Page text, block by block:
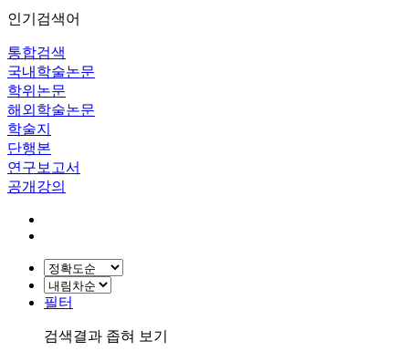
인기검색어
통합검색
국내학술논문
학위논문
해외학술논문
학술지
단행본
연구보고서
공개강의
필터
검색결과 좁혀 보기